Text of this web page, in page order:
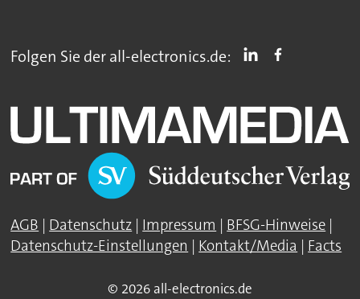
Folgen Sie der all-electronics.de:
AGB | Datenschutz | Impressum | BFSG-Hinweise |
Datenschutz-Einstellungen | Kontakt/Media | Facts
© 2026 all-electronics.de